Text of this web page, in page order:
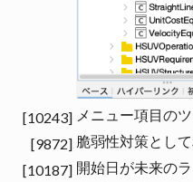
[10243] メニュー項目の
[9872] 脆弱性対策とし
[10187] 開始日が未来の